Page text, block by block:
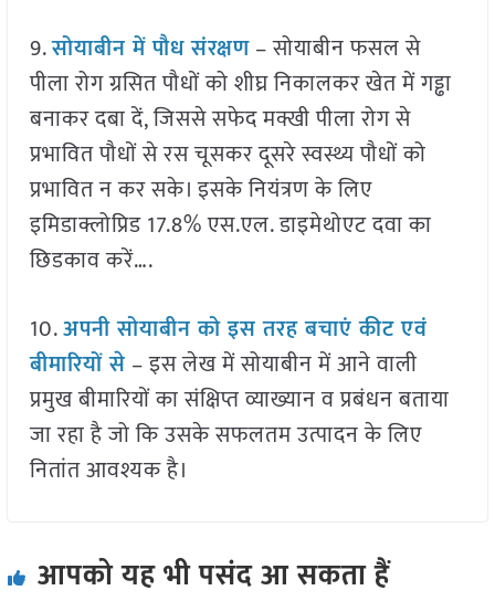
9.सोयाबीन में पौध संरक्षण– सोयाबीन फसल से
पीला रोग ग्रसित पौधों को शीघ्र निकालकर खेत में गड्ढा
बनाकर दबा दें, जिससे सफेद मक्खी पीला रोग से
प्रभावित पौधों से रस चूसकर दूसरे स्वस्थ्य पौधों को
प्रभावित न कर सके। इसके नियंत्रण के लिए
इमिडाक्लोप्रिड 17.8% एस.एल. डाइमेथोएट दवा का
छिडकाव करें….
10.अपनी सोयाबीन को इस तरह बचाएं कीट एवं
बीमारियों से – इस लेख में सोयाबीन में आने वाली
प्रमुख बीमारियों का संक्षिप्त व्याख्यान व प्रबंधन बताया
जा रहा है जो कि उसके सफलतम उत्पादन के लिए
नितांत आवश्यक है।
आपको यह भी पसंद आ सकता हैं